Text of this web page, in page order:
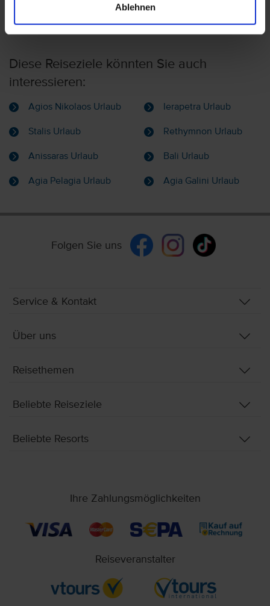
Ablehnen
Diese Reiseziele könnten Sie auch
interessieren:
Agios Nikolaos Urlaub Ierapetra Urlaub
Stalis Urlaub Rethymnon Urlaub
Anissaras Urlaub Bali Urlaub
Agia Pelagia Urlaub Agia Galini Urlaub
Folgen Sie uns
Service & Kontakt
Über uns
Reisethemen
Beliebte Reiseziele
Beliebte Resorts
Ihre Zahlungsmöglichkeiten
Reiseveranstalter